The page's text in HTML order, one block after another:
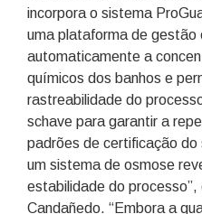
incorpora o sistema
uma plataforma de gestão
automaticamente a
químicos dos banhos e
rastreabilidade do
schave para garantir a
padrões de certificação
um sistema de osmose
estabilidade do processo”,
Candañedo. “Embora a